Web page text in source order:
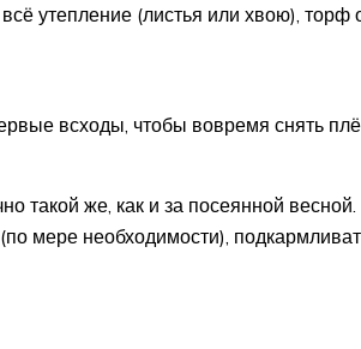
утепление (листья или хвою), торф
всходы, чтобы вовремя снять
такой же, как и за посеянной
мере необходимости),